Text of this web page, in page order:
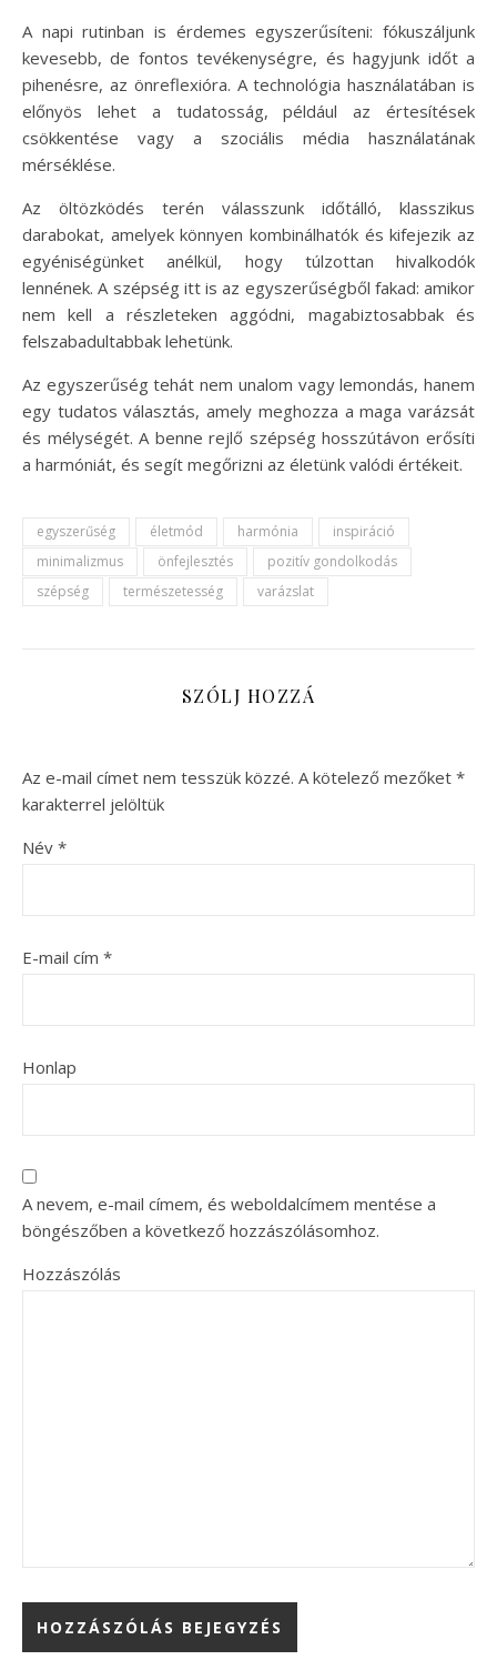
A napi rutinban is érdemes egyszerűsíteni: fókuszáljunk
kevesebb, de fontos tevékenységre, és hagyjunk időt a
pihenésre, az önreflexióra. A technológia használatában is
előnyös lehet a tudatosság, például az értesítések
csökkentése vagy a szociális média használatának
mérséklése.
Az öltözködés terén válasszunk időtálló, klasszikus
darabokat, amelyek könnyen kombinálhatók és kifejezik az
egyéniségünket anélkül, hogy túlzottan hivalkodók
lennének. A szépség itt is az egyszerűségből fakad: amikor
nem kell a részleteken aggódni, magabiztosabbak és
felszabadultabbak lehetünk.
Az egyszerűség tehát nem unalom vagy lemondás, hanem
egy tudatos választás, amely meghozza a maga varázsát
és mélységét. A benne rejlő szépség hosszútávon erősíti
a harmóniát, és segít megőrizni az életünk valódi értékeit.
egyszerűség életmód harmónia
inspiráció
minimalizmus
önfejlesztés
pozitív gondolkodás
szépség
természetesség varázslat
SZÓLJ HOZZÁ
Az e-mail címet nem tesszük közzé. A kötelező mezőket *
karakterrel jelöltük
Név *
E-mail cím *
Honlap
A nevem, e-mail címem, és weboldalcímem mentése a
böngészőben a következő hozzászólásomhoz.
Hozzászólás